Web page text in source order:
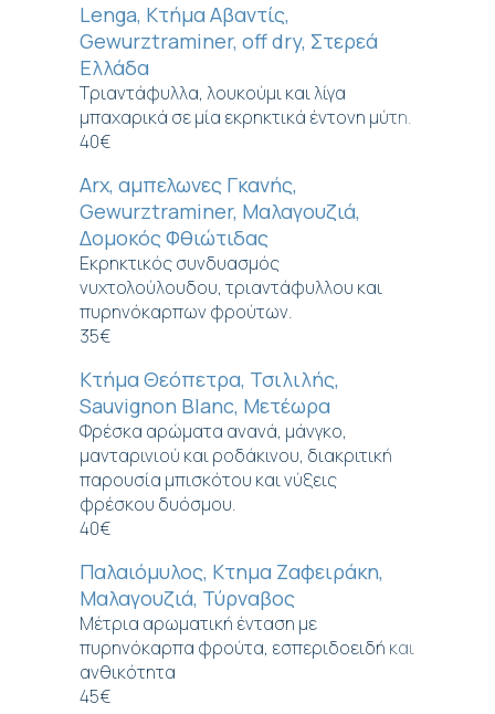
Lenga, Κτήμα Αβαντίς,
Gewurztraminer, off dry, Στερεά
Ελλάδα
Τριαντάφυλλα, λουκούμι και λίγα
μπαχαρικά σε μία εκρηκτικά έντονη μύτη.
40€
Arx, αμπελωνες Γκανής,
Gewurztraminer, Μαλαγουζιά,
Δομοκός Φθιώτιδας
Εκρηκτικός συνδυασμός
νυχτολούλουδου, τριαντάφυλλου και
πυρηνόκαρπων φρούτων.
35€
Κτήμα Θεόπετρα, Τσιλιλής,
Sauvignon Blanc, Μετέωρα
Φρέσκα αρώματα ανανά, μάνγκο,
μανταρινιού και ροδάκινου, διακριτική
παρουσία μπισκότου και νύξεις
φρέσκου δυόσμου.
40€
Παλαιόμυλος, Κτημα Ζαφειράκη,
Μαλαγουζιά, Τύρναβος
Μέτρια αρωματική ένταση με
πυρηνόκαρπα φρούτα, εσπεριδοειδή και
ανθικότητα
45€